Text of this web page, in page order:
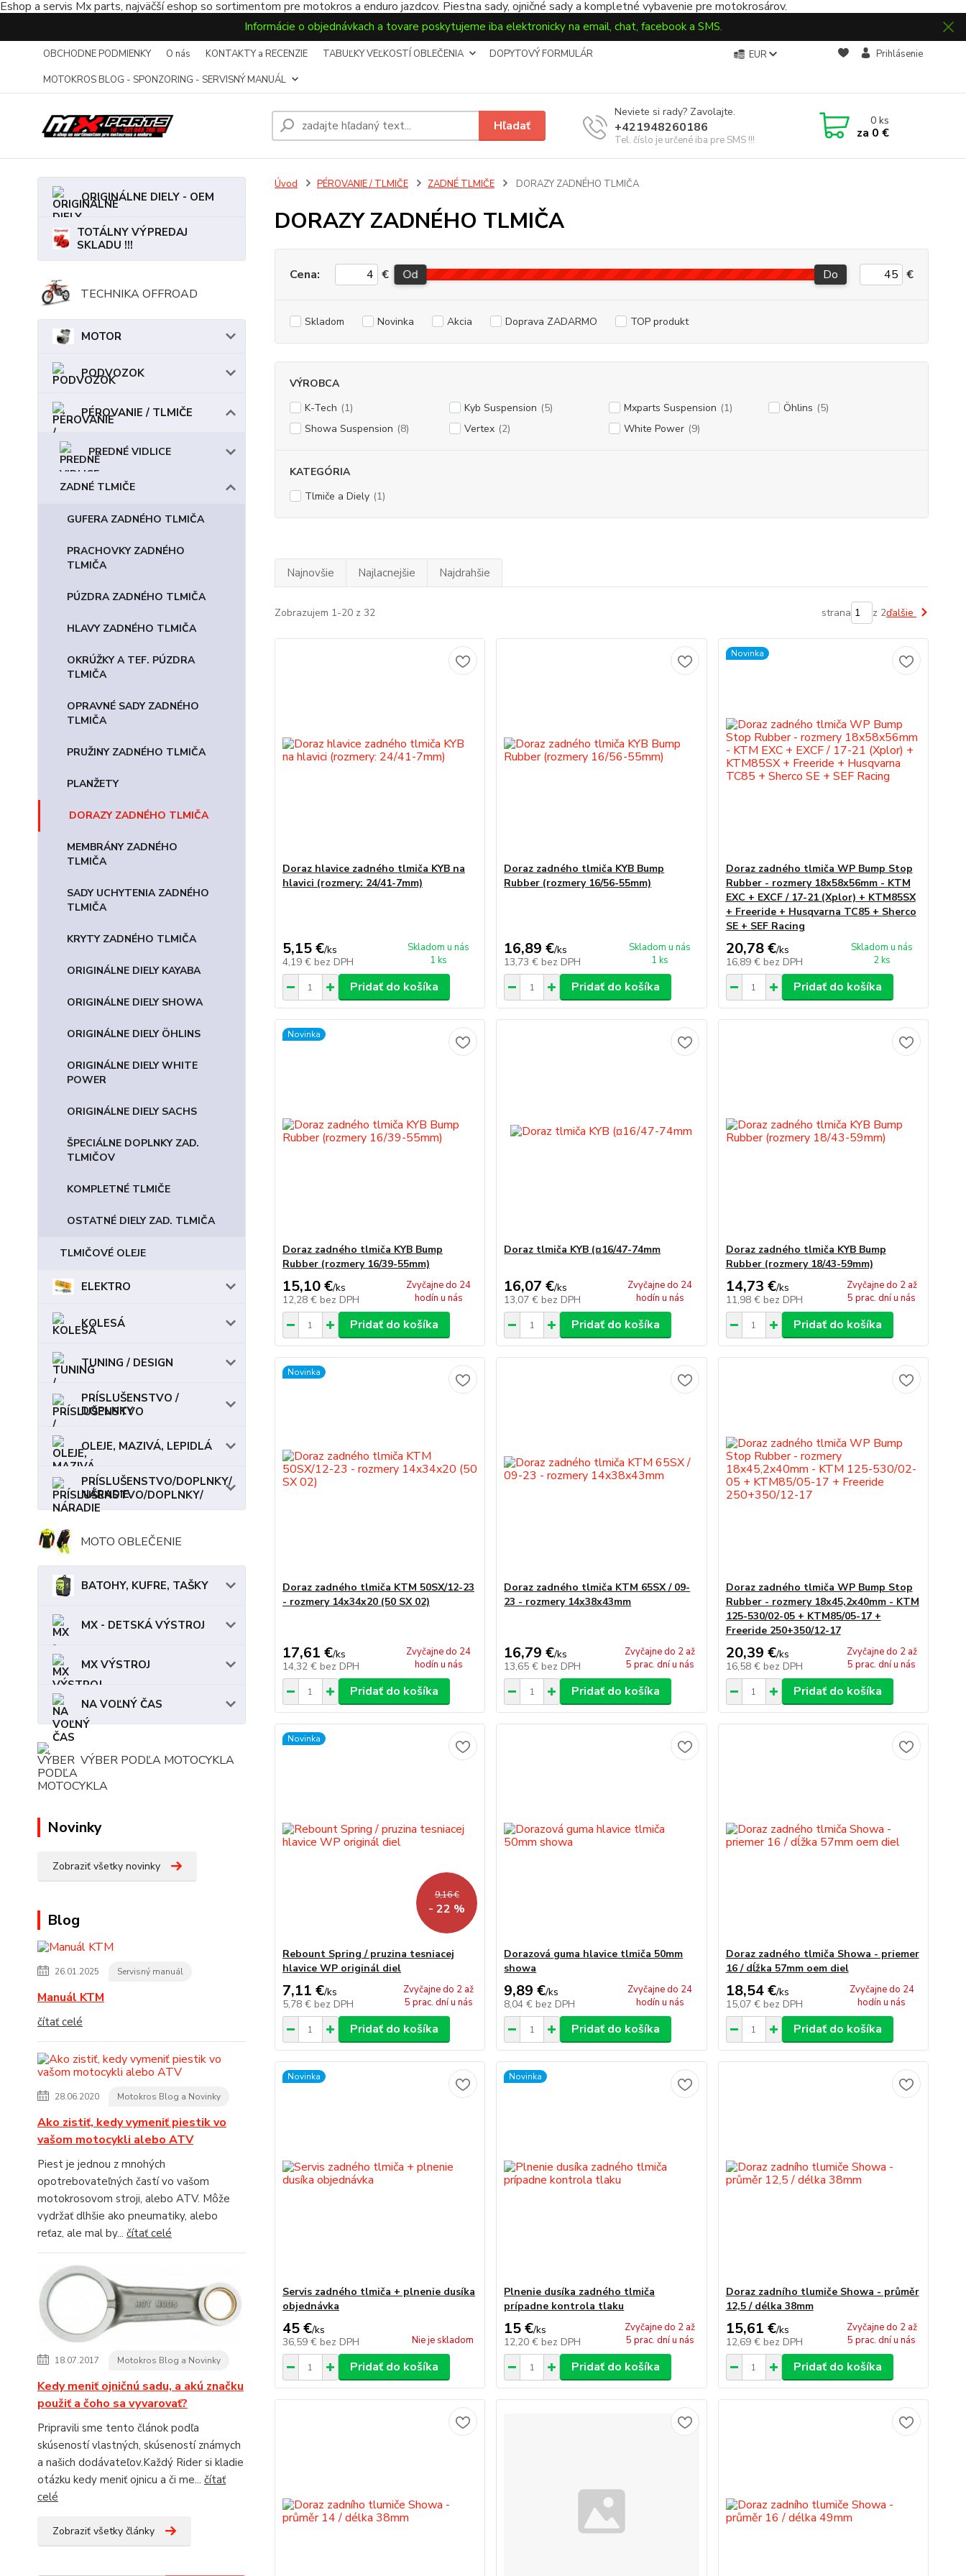
Eshop a servis Mx parts, najväčší eshop so sortimentom pre motokros a enduro jazdcov. Piestna sady, ojničné sady a kompletné vybavenie pre motokrosárov.
Informácie o objednávkach a tovare poskytujeme iba elektronicky na email, chat, facebook a SMS.
OBCHODNE PODMIENKY O nás KONTAKTY a RECENZIE TABUĽKY VEĽKOSTÍ OBLEČENIA
DOPYTOVÝ FORMULÁR
MOTOKROS BLOG - SPONZORING - SERVISNÝ MANUÁL
EUR Prihlásenie
Hľadať
Neviete si rady? Zavolajte.
+421948260186
Tel. číslo je určené iba pre SMS !!!
0ks
za 0 €
ORIGINÁLNE DIELY - OEM
TOTÁLNY VÝPREDAJ
SKLADU !!!
TECHNIKA OFFROAD
MOTOR
PODVOZOK
PÉROVANIE / TLMIČE
PREDNÉ VIDLICE
ZADNÉ TLMIČE
GUFERA ZADNÉHO TLMIČA
PRACHOVKY ZADNÉHO
TLMIČA
PÚZDRA ZADNÉHO TLMIČA
HLAVY ZADNÉHO TLMIČA
OKRÚŽKY A TEF. PÚZDRA
TLMIČA
OPRAVNÉ SADY ZADNÉHO
TLMIČA
PRUŽINY ZADNÉHO TLMIČA
PLANŽETY
DORAZY ZADNÉHO TLMIČA
MEMBRÁNY ZADNÉHO
TLMIČA
SADY UCHYTENIA ZADNÉHO
TLMIČA
KRYTY ZADNÉHO TLMIČA
ORIGINÁLNE DIELY KAYABA
ORIGINÁLNE DIELY SHOWA
ORIGINÁLNE DIELY ÖHLINS
ORIGINÁLNE DIELY WHITE
POWER
ORIGINÁLNE DIELY SACHS
ŠPECIÁLNE DOPLNKY ZAD.
TLMIČOV
KOMPLETNÉ TLMIČE
OSTATNÉ DIELY ZAD. TLMIČA
TLMIČOVÉ OLEJE
ELEKTRO
KOLESÁ
TUNING / DESIGN
PRÍSLUŠENSTVO /
DOPLNKY
OLEJE, MAZIVÁ, LEPIDLÁ
PRÍSLUŠENSTVO/DOPLNKY/
NÁRADIE
MOTO OBLEČENIE
BATOHY, KUFRE, TAŠKY
MX - DETSKÁ VÝSTROJ
MX VÝSTROJ
NA VOĽNÝ ČAS
VÝBER PODĽA MOTOCYKLA
Novinky
Zobraziť všetky novinky
Blog
26.01.2025 Servisný manuál
Manuál KTM
čítať celé
28.06.2020 Motokros Blog a Novinky
Ako zistiť, kedy vymeniť piestik vo
vašom motocykli alebo ATV
Piest je jednou z mnohých
opotrebovateľných častí vo vašom
motokrosovom stroji, alebo ATV. Môže
vydržať dlhšie ako pneumatiky, alebo
reťaz, ale mal by... čítať celé
18.07.2017 Motokros Blog a Novinky
Kedy meniť ojničnú sadu, a akú značku
použiť a čoho sa vyvarovať?
Pripravili sme tento článok podľa
skúseností vlastných, skúseností známych
a našich dodávateľov.Každý Rider si kladie
otázku kedy meniť ojnicu a či me... čítať
celé
Zobraziť všetky články
Úvod PÉROVANIE / TLMIČE ZADNÉ TLMIČE DORAZY ZADNÉHO TLMIČA
DORAZY ZADNÉHO TLMIČA
Cena: € Od Do €
Skladom Novinka Akcia Doprava ZADARMO TOP produkt
VÝROBCA
K-Tech (1) Kyb Suspension (5) Mxparts Suspension (1) Öhlins (5)
Showa Suspension (8) Vertex (2) White Power (9)
KATEGÓRIA
Tlmiče a Diely (1)
Najnovšie Najlacnejšie Najdrahšie
Zobrazujem 1-20 z 32 strana z 2ďalšie
Doraz hlavice zadného tlmiča KYB na
hlavici (rozmery: 24/41-7mm)
5,15 €/ks
4,19 € bez DPH
Skladom u nás
1 ks
Pridať do košíka
Doraz zadného tlmiča KYB Bump
Rubber (rozmery 16/56-55mm)
16,89 €/ks
13,73 € bez DPH
Skladom u nás
1 ks
Pridať do košíka
Novinka
Doraz zadného tlmiča WP Bump Stop
Rubber - rozmery 18x58x56mm - KTM
EXC + EXCF / 17-21 (Xplor) + KTM85SX
+ Freeride + Husqvarna TC85 + Sherco
SE + SEF Racing
20,78 €/ks
16,89 € bez DPH
Skladom u nás
2 ks
Pridať do košíka
Novinka
Doraz zadného tlmiča KYB Bump
Rubber (rozmery 16/39-55mm)
15,10 €/ks
12,28 € bez DPH
Zvyčajne do 24
hodín u nás
Pridať do košíka
Doraz tlmiča KYB (¤16/47-74mm
16,07 €/ks
13,07 € bez DPH
Zvyčajne do 24
hodín u nás
Pridať do košíka
Doraz zadného tlmiča KYB Bump
Rubber (rozmery 18/43-59mm)
14,73 €/ks
11,98 € bez DPH
Zvyčajne do 2 až
5 prac. dní u nás
Pridať do košíka
Novinka
Doraz zadného tlmiča KTM 50SX/12-23
- rozmery 14x34x20 (50 SX 02)
17,61 €/ks
14,32 € bez DPH
Zvyčajne do 24
hodín u nás
Pridať do košíka
Doraz zadného tlmiča KTM 65SX / 09-
23 - rozmery 14x38x43mm
16,79 €/ks
13,65 € bez DPH
Zvyčajne do 2 až
5 prac. dní u nás
Pridať do košíka
Doraz zadného tlmiča WP Bump Stop
Rubber - rozmery 18x45,2x40mm - KTM
125-530/02-05 + KTM85/05-17 +
Freeride 250+350/12-17
20,39 €/ks
16,58 € bez DPH
Zvyčajne do 2 až
5 prac. dní u nás
Pridať do košíka
Novinka
9,16 €
- 22 %
Rebount Spring / pruzina tesniacej
hlavice WP originál diel
7,11 €/ks
5,78 € bez DPH
Zvyčajne do 2 až
5 prac. dní u nás
Pridať do košíka
Dorazová guma hlavice tlmiča 50mm
showa
9,89 €/ks
8,04 € bez DPH
Zvyčajne do 24
hodín u nás
Pridať do košíka
Doraz zadného tlmiča Showa - priemer
16 / dĺžka 57mm oem diel
18,54 €/ks
15,07 € bez DPH
Zvyčajne do 24
hodín u nás
Pridať do košíka
Novinka
Servis zadného tlmiča + plnenie dusíka
objednávka
45 €/ks
36,59 € bez DPH Nie je skladom
Pridať do košíka
Novinka
Plnenie dusíka zadného tlmiča
prípadne kontrola tlaku
15 €/ks
12,20 € bez DPH
Zvyčajne do 2 až
5 prac. dní u nás
Pridať do košíka
Doraz zadního tlumiče Showa - průměr
12,5 / délka 38mm
15,61 €/ks
12,69 € bez DPH
Zvyčajne do 2 až
5 prac. dní u nás
Pridať do košíka